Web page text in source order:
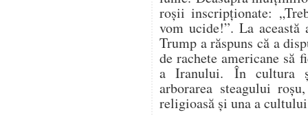
roșii inscripționate:
vom ucide!”. La această
Trump a răspuns că a
de rachete americane să
a Iranului. În cultura
arborarea steagului
religioasă și una a